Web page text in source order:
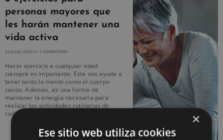
personas mayores que
les harán mantener una
vida activa
24 JULIO, 2020 1 COMENTARIO
Hacer ejercicio a cualquier edad
siempre es importante. Este nos ayuda a
tener tanto la mente como el cuerpo
sanos. Además, es una forma de
mantener la energía necesaria para
realizar las actividades rutinarias de
cada día. Si
×
Ese sitio web utiliza cookies